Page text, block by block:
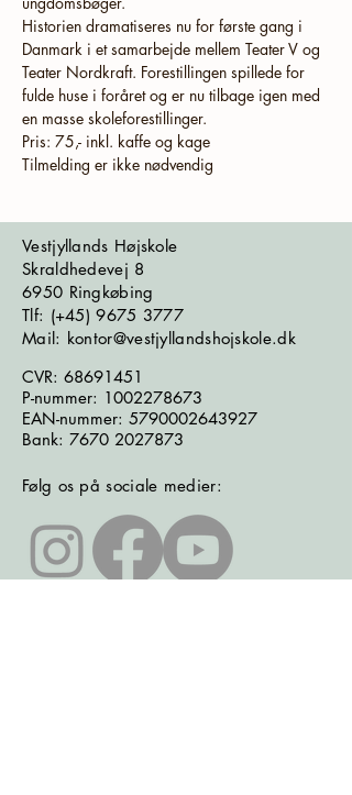
Historien dramatiseres nu for første gang i
Danmark i et samarbejde mellem Teater V og
Teater Nordkraft. Forestillingen spillede for
fulde huse i foråret og er nu tilbage igen med
Pris: 75,- inkl. kaffe og kage
Tilmelding er ikke nødvendig
Vestjyllands Højskole
Skraldhedevej 8
6950 Ringkøbing
​​​Tlf: (+45)9675 3777
Mail: kontor@vestjyllandshojskole.dk
CVR: 68691451
P-nummer: 1002278673
EAN-nummer: 5790002643927
Bank: 7670 2027873
Følg os på sociale medier: